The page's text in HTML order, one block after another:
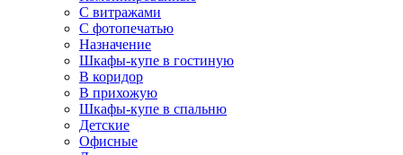
С витражами
С фотопечатью
Назначение
Шкафы-купе в гостиную
В коридор
В прихожую
Шкафы-купе в спальню
Детские
Офисные